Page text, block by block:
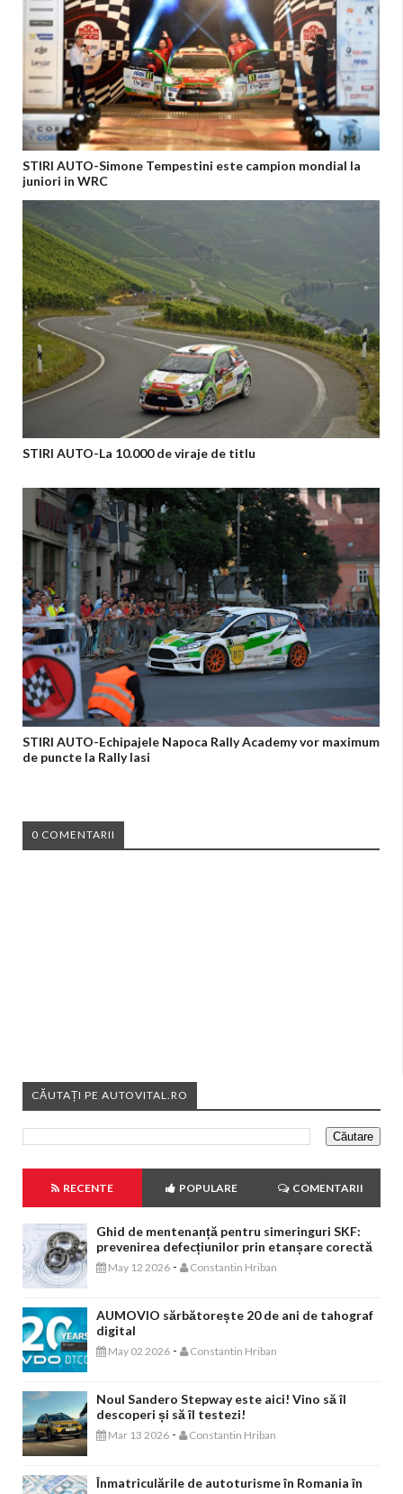
STIRI AUTO-Simone Tempestini este campion mondial la
juniori in WRC
STIRI AUTO-La 10.000 de viraje de titlu
STIRI AUTO-Echipajele Napoca Rally Academy vor maximum
de puncte la Rally Iasi
0 COMENTARII
CĂUTAȚI PE AUTOVITAL.RO
RECENTE POPULARE COMENTARII
Ghid de mentenanță pentru simeringuri SKF:
prevenirea defecțiunilor prin etanșare corectă
May 12 2026 - Constantin Hriban
AUMOVIO sărbătorește 20 de ani de tahograf
digital
May 02 2026 - Constantin Hriban
Noul Sandero Stepway este aici! Vino să îl
descoperi și să îl testezi!
Mar 13 2026 - Constantin Hriban
Înmatriculările de autoturisme în Romania în